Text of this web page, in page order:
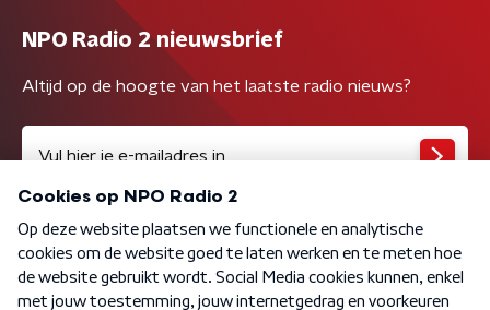
NPO Radio 2 nieuwsbrief
Altijd op de hoogte van het laatste radio nieuws?
Algemene voorwaarden